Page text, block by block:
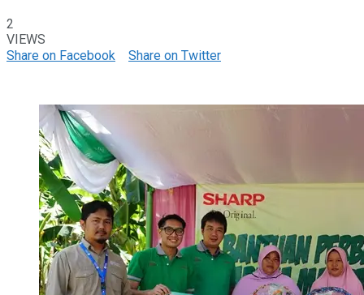
2
VIEWS
Share on Facebook
Share on Twitter